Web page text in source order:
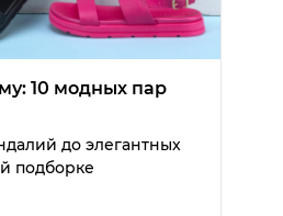
10 модных пар
до элегантных
подборке